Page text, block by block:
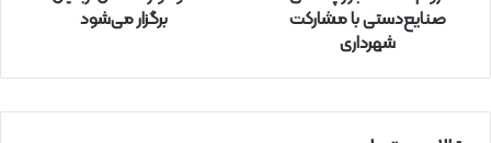
صنایع‌دستی با مشارکت
شهرداری
برگزار می‌شود